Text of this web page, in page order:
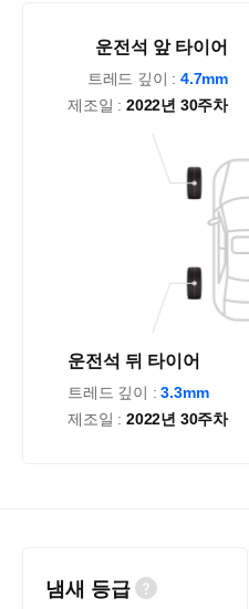
운전석 앞 타이어
트레드 깊이 : 4.7mm
제조일 : 2022년 30주차
운전석 뒤 타이어
트레드 깊이 :3.3mm
제조일 : 2022년 30주차
냄새 등급